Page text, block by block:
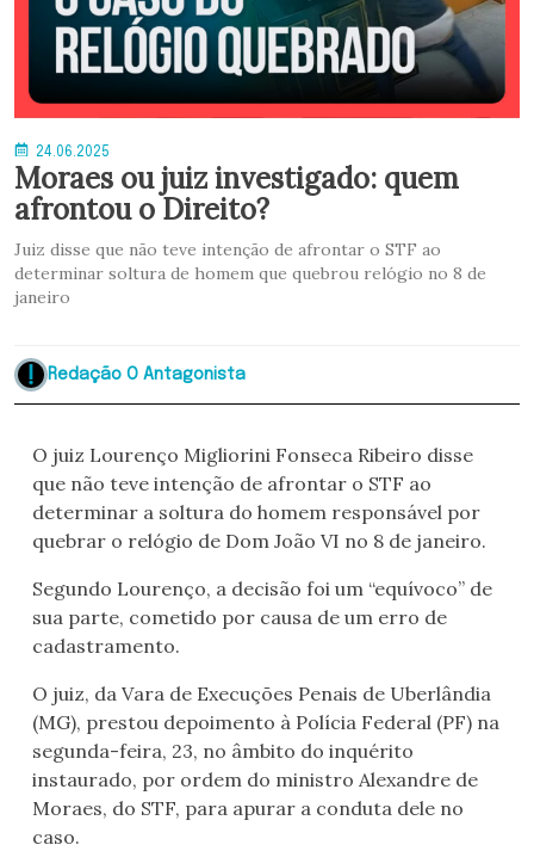
24.06.2025
Moraes ou juiz investigado: quem
afrontou o Direito?
Juiz disse que não teve intenção de afrontar o STF ao
determinar soltura de homem que quebrou relógio no 8 de
janeiro
Redação O Antagonista
O juiz Lourenço Migliorini Fonseca Ribeiro disse
que não teve intenção de afrontar o STF ao
determinar a soltura do homem responsável por
quebrar o relógio de Dom João VI no 8 de janeiro.
Segundo Lourenço, a decisão foi um “equívoco” de
sua parte, cometido por causa de um erro de
cadastramento.
O juiz, da Vara de Execuções Penais de Uberlândia
(MG), prestou depoimento à Polícia Federal (PF) na
segunda-feira, 23, no âmbito do inquérito
instaurado, por ordem do ministro Alexandre de
Moraes, do STF, para apurar a conduta dele no
caso.